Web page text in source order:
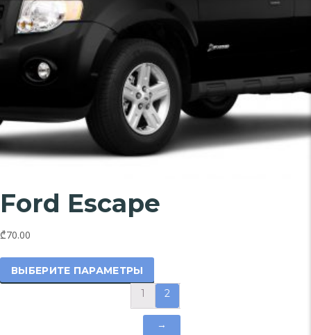
Ford Escape
₾70.00
ВЫБЕРИТЕ ПАРАМЕТРЫ
имеет
несколько
вариаций.
Опции
1 2
→